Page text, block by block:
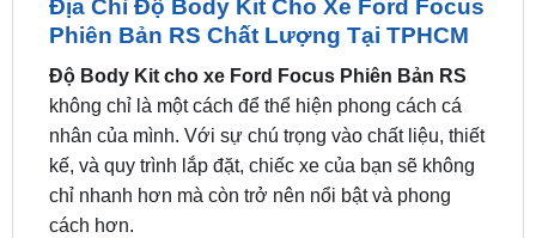
| Đẳng Cấp – Sang Trọng
Địa Chỉ Độ Body Kit Cho Xe Ford Focus
Phiên Bản RS Chất Lượng Tại TPHCM
Độ Body Kit cho xe Ford Focus Phiên Bản RS
không chỉ là một cách để thể hiện phong cách cá
nhân của mình. Với sự chú trọng vào chất liệu, thiết